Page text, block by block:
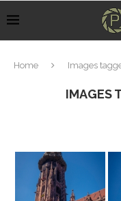
Home Images
IMAGES